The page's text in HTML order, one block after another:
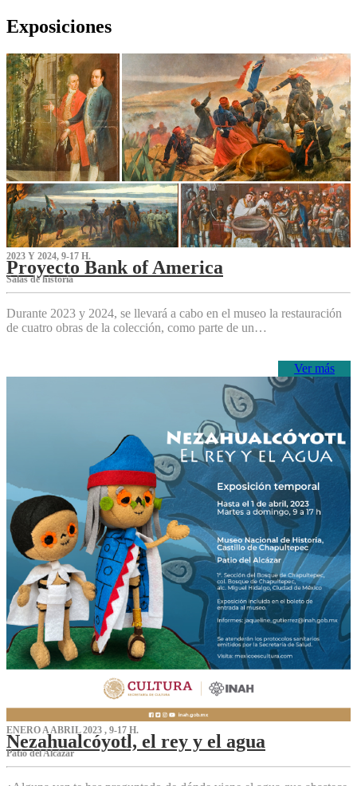
Exposiciones
2023 Y 2024, 9-17 H.
Proyecto Bank of America
S‌alas de historia
Durante 2023 y 2024, se llevará a cabo en el museo la restauración
de cuatro obras de la colección, como parte de un…
Ver más
ENERO A ABRIL 2023 , 9-17 H.
Nezahualcóyotl, el rey y el agua
Patio del Alcázar